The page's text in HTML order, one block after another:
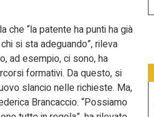
“la patente ha punti ha già
si sta adeguando”, rileva
ad esempio, ci sono, ha
formativi. Da questo, si
slancio nelle richieste. Ma,
Brancaccio. “Possiamo